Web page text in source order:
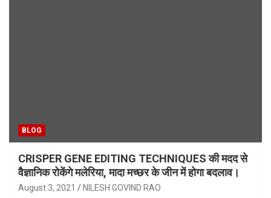
BLOG
CRISPER GENE EDITING TECHNIQUES की मदद से
वैज्ञानिक रोकेंगे मलेरिया, मादा मच्छर के जीन में होगा बदलाव।
August 3, 2021 NILESH GOVIND RAO